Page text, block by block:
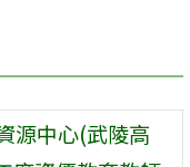
源中心(武陵高